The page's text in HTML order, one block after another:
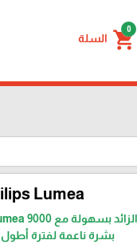
0
shopping_cart السلة
Lumea
بشرة ناعمة لفترة